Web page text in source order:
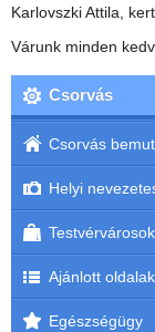
Karlovszki Attila,
Várunk minden
Csorvás
Csorvás
Helyi
Testvérvárosok
Ajánlott oldalak
Egészségügy